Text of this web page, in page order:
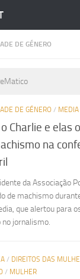
DE GÉNERO
DE GÉNERO / MEDIA
o Charlie e elas
na
da Associação
de machismo
que alertou para
no jornalismo.
/ DIREITOS DAS
/ MULHER